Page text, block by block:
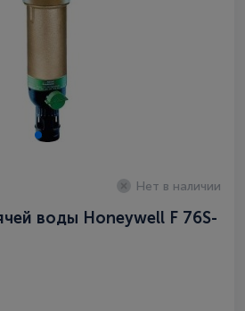
Нет в наличии
воды Honeywell F 76S-